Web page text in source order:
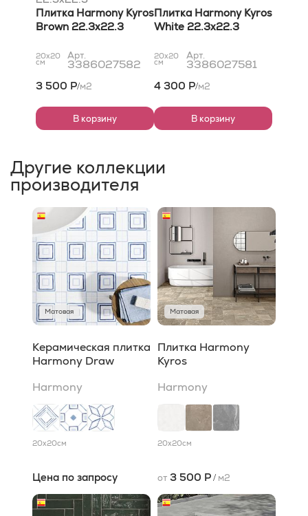
Плитка Harmony Kyros
Brown 22.3x22.3
20x20
см
Арт.
3386027582
3 500 Р/м2
В корзину
Плитка Harmony Kyros
White 22.3x22.3
20x20
см
Арт.
3386027581
4 300 Р/м2
В корзину
Другие коллекции
производителя
Матовая
Керамическая плитка
Harmony Draw
Harmony
20x20см
Цена по запросу
Матовая
Плитка Harmony
Kyros
Harmony
20x20см
от 3 500 Р/ м2